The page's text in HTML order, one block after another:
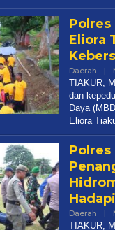
Polres
Eliora
Daerah |
TIAKUR,
dan
Daya
Eliora
Polres
Daerah |
TIAKUR,